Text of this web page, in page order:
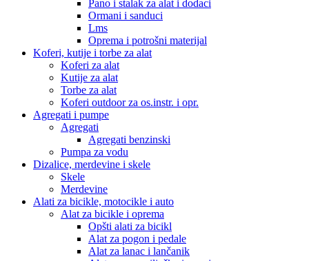
Pano i stalak za alat i dodaci
Ormani i sanduci
Lms
Oprema i potrošni materijal
Koferi, kutije i torbe za alat
Koferi za alat
Kutije za alat
Torbe za alat
Koferi outdoor za os.instr. i opr.
Agregati i pumpe
Agregati
Agregati benzinski
Pumpa za vodu
Dizalice, merdevine i skele
Skele
Merdevine
Alati za bicikle, motocikle i auto
Alat za bicikle i oprema
Opšti alati za bicikl
Alat za pogon i pedale
Alat za lanac i lančanik